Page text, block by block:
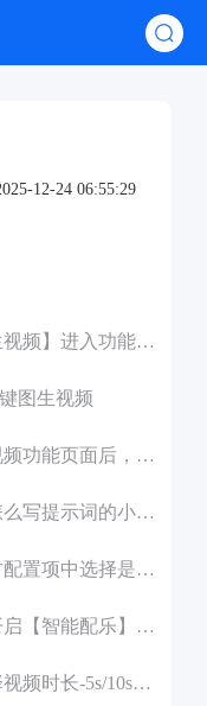
12-24 06:55:29
Step1：点击【图生视频】进入功能页面，这个功能可以用一张静态图片生成5s/10s的动态视频，非常适合作为电商主图视频生成工具。
图生视频
Step2：进入图生视频功能页面后，请先上传一张参考图，然后写下关于视频的提示词，也就是你希望这个视频是怎么来动的。
Step3：不知道该怎么写提示词的小伙伴，也可以点击下方的【AI帮你写】，让AI一键生成提示词，又或者使用【提示词库】来获取灵感。
Step4：接着在下方配置项中选择是否开启【智能讲解】-可自动生成视频讲解配音，还可以选择语音和音色，又或是自定义讲解。
Step5：选择是否开启【智能配乐】-可为视频自动配上背景音乐，增加视频的生动性。
Step6：最后，选择视频时长-5s/10s，点击【一键生成】。